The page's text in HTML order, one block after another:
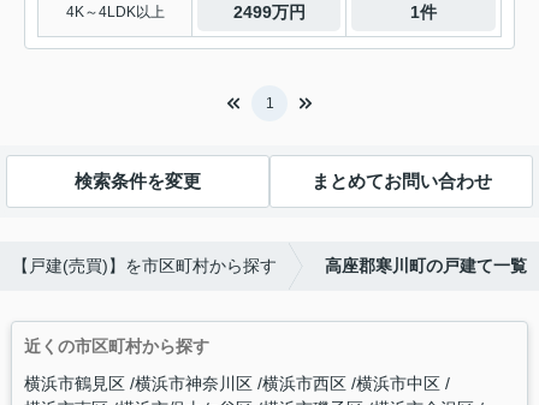
4K～4LDK以上 2499万円 1件
1
検索条件を変更 まとめてお問い合わせ
【戸建(売買)】を市区町村から探す 高座郡寒川町の戸建て一覧
近くの市区町村から探す
横浜市鶴見区 横浜市神奈川区 横浜市西区 横浜市中区